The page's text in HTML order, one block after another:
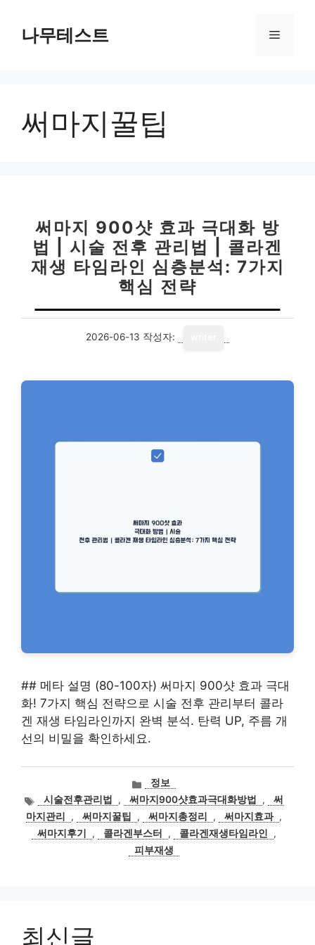
나무테스트 메
써마지꿀팁
써마지 900샷 효과 극대화 방
법 | 시술 전후 관리법 | 콜라겐
재생 타임라인 심층분석: 7가지
핵심 전략
2026-06-13 작성자:
## 메타 설명 (80-100자) 써마지 900샷 효과 극대
화! 7가지 핵심 전략으로 시술 전후 관리부터 콜라
겐 재생 타임라인까지 완벽 분석. 탄력 UP, 주름 개
선의 비밀을 확인하세요.
카
테
고
리
정보
태
그
시술전후관리법 , 써마지900샷효과극대화방법 ,
써
마지관리
, 써마지꿀팁 , 써마지총정리 , 써마지효과 ,
써마지후기
, 콜라겐부스터 , 콜라겐재생타임라인
,
피부재생
최신글